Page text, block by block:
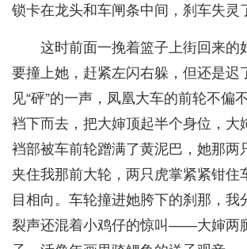
锁卡在龙头和车闸条中间，刹车失
这时前面一挽着篮子上街回来的
要撞上她，赶紧左闪右躲，但还是迟
见“砰”的一声，凤凰大车的前轮不偏
裆下而去，把大婶顶起半个身位，大
裆部被车前轮蹭满了黄泥巴，她那两
夹住我那前大轮，两只虎掌紧紧钳住
目相向。车轮撞进她胯下的刹那，我
裂声还混着小鸡仔的惊叫——大婶两